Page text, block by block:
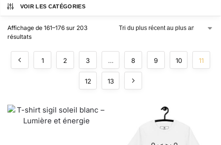
VOIR LES CATÉGORIES
Affichage de 161–176 sur 203
résultats
1 2 3 … 8 9 10 11
12 13